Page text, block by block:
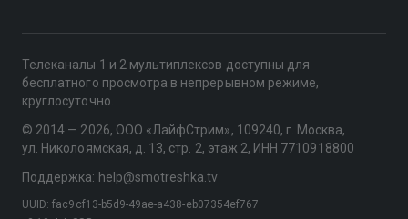
Телеканалы 1 и 2 мультиплексов доступны для
бесплатного просмотра в непрерывном режиме,
круглосуточно.
© 2014 — 2026, ООО «ЛайфСтрим», 109240, г. Москва,
ул. Николоямская, д. 13, стр. 2, этаж 2, ИНН 7710918800
Поддержка: help@smotreshka.tv
UUID: fac9cf13-b5d9-49ae-a438-eb07354ef767